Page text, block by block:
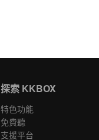
探索 KKBOX
特色功能
免費聽
支援平台